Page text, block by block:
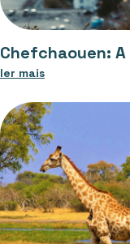
Chefchaouen:
ler mais